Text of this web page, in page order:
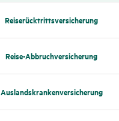
Reise­rück­tritts­ver­si­che­rung
Reise-Abbruch­ver­si­che­rung
Auslands­kran­ken­ver­si­che­rung